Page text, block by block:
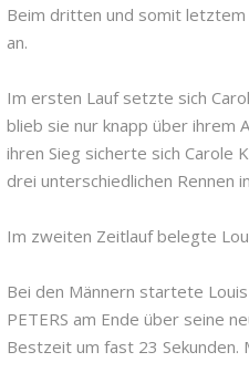
Beim dritten und somit letztem
an.
Im ersten Lauf setzte sich
blieb sie nur knapp über ihrem
ihren Sieg sicherte sich Carole
drei unterschiedlichen Rennen
Im zweiten Zeitlauf belegte
Bei den Männern startete
PETERS am Ende über seine
Bestzeit um fast 23